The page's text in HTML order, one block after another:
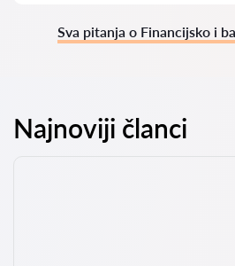
Sva pitanja o Financijsko i
Najnoviji članci